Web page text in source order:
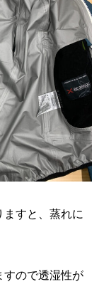
すと、蒸れに
すので透湿性が